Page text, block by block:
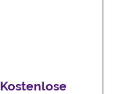
Kostenlose